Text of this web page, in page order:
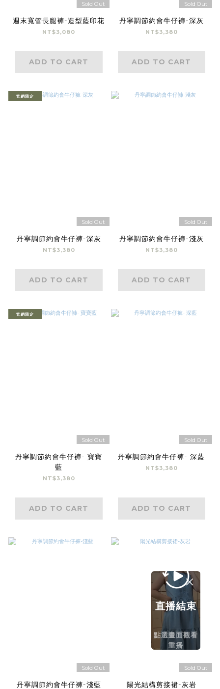
Sold Out
週末寬管長腿褲-造型藍印花
NT$3,080
ADD TO CART
Sold Out
丹寧調節約會牛仔褲-深灰
NT$3,380
ADD TO CART
官網限定
Sold Out
丹寧調節約會牛仔褲-深灰
NT$3,380
ADD TO CART
Sold Out
丹寧調節約會牛仔褲-淺灰
NT$3,380
ADD TO CART
官網限定
Sold Out
丹寧調節約會牛仔褲- 寶寶
藍
NT$3,380
ADD TO CART
Sold Out
丹寧調節約會牛仔褲- 深藍
NT$3,380
ADD TO CART
Sold Out
丹寧調節約會牛仔褲-淺藍
Sold Out
陽光結構剪接裙-灰岩
直播結束
點選畫面觀看
重播